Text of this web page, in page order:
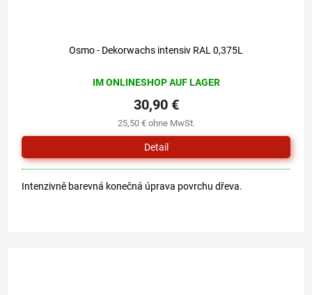
Osmo - Dekorwachs intensiv RAL 0,375L
IM ONLINESHOP AUF LAGER
25,50 € ohne MwSt.
30,90 €
Detail
Intenzivně barevná konečná úprava povrchu dřeva.